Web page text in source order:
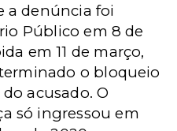
a denúncia foi
Público em 8 de
em 11 de março,
o bloqueio
acusado. O
só ingressou em